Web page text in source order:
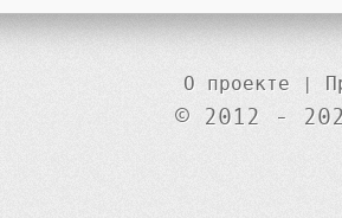
О проекте |
© 2012 -